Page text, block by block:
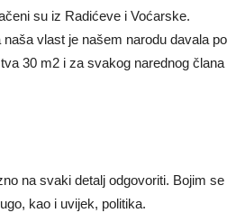
su iz Radićeve i Voćarske.
vlast je našem narodu davala po
30 m2 i za svakog narednog člana
na svaki detalj odgovoriti. Bojim se
kao i uvijek, politika.